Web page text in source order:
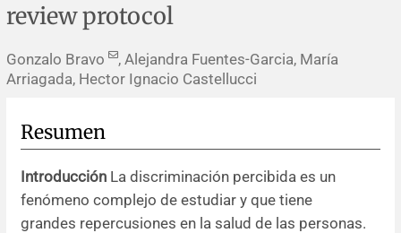
Instrucciones para autores
Patrocinadores y financiamiento
Comité editorial
Resúmenes de congresos
review protocol
Gonzalo Bravo
, Alejandra Fuentes-Garcia, María
Arriagada, Hector Ignacio Castellucci
Resumen
Introducción La discriminación percibida es un
fenómeno complejo de estudiar y que tiene
grandes repercusiones en la salud de las personas.